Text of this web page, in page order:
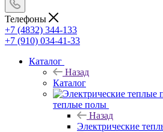
Телефоны
+7 (4832) 344-133
+7 (910) 034-41-33
Каталог
Назад
Каталог
теплые полы
Назад
Электрические